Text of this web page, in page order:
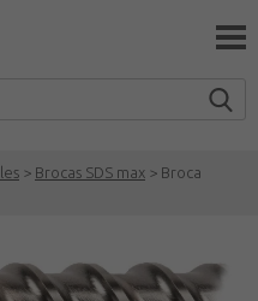
> Brocas SDS max > Broca